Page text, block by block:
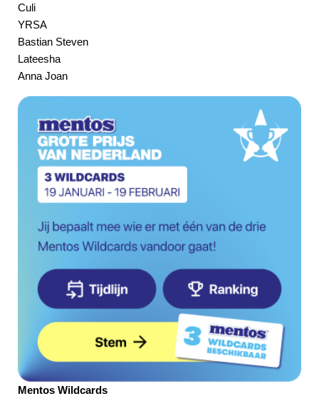
Culi
YRSA
Bastian Steven
Lateesha
Anna Joan
Mentos Wildcards